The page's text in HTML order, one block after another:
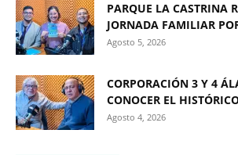
PARQUE LA CASTRINA
JORNADA FAMILIAR
Agosto 5, 2026
CORPORACIÓN 3 Y 4
CONOCER EL
Agosto 4, 2026